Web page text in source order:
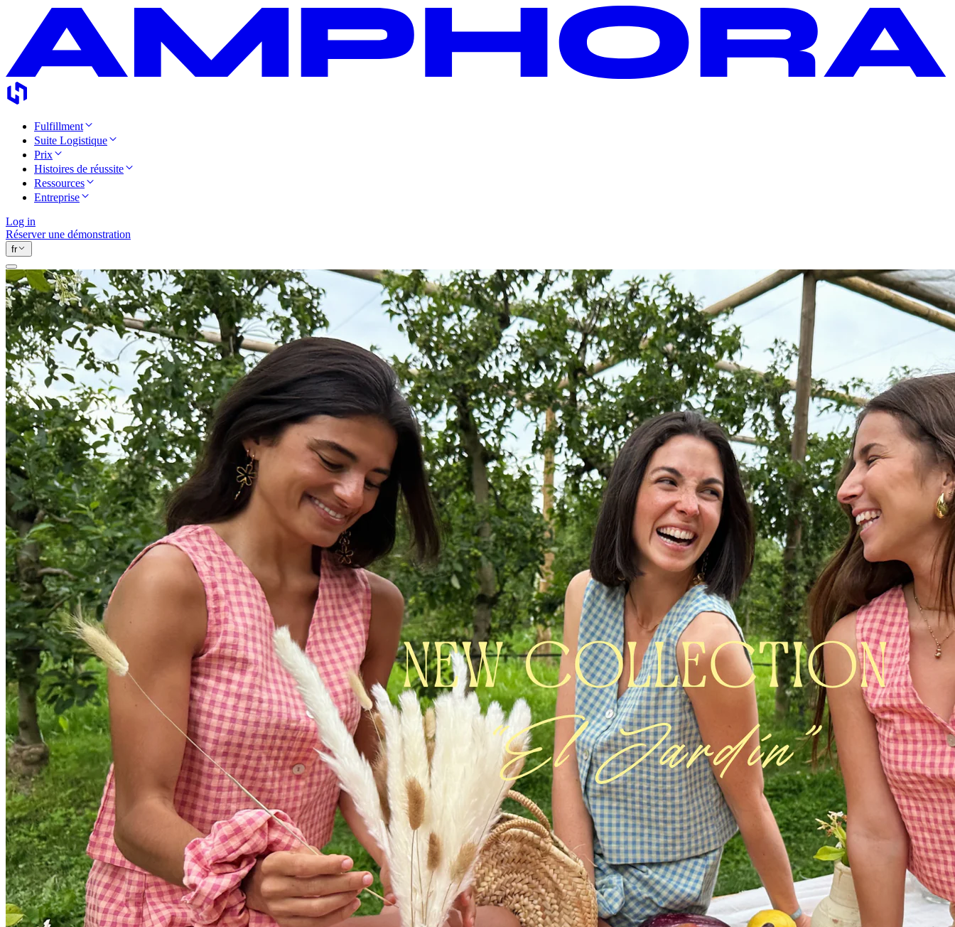
Fulfillment
Suite Logistique
Prix
Histoires de réussite
Ressources
Entreprise
Log in
Réserver une démonstration
fr